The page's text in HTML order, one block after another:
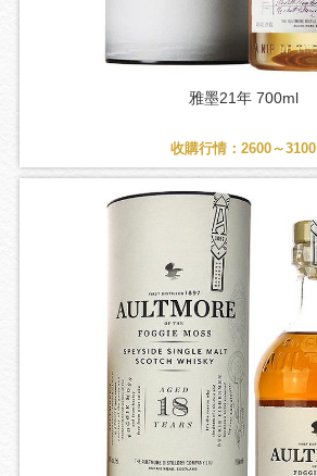
雅墨21年 700ml
收購行情：2600～3100